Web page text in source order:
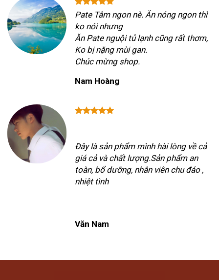
Pate Tâm ngon nè. Ăn nóng ngon thì
ko nói nhưng
Ăn Pate nguội tủ lạnh cũng rất thơm,
Ko bị nặng mùi gan.
Chúc mừng shop.
Nam Hoàng
Đây là sản phẩm mình hài lòng về cả
giá cả và chất lượng.Sản phẩm an
toàn, bổ dưỡng, nhân viên chu đáo ,
nhiệt tình
Văn Nam